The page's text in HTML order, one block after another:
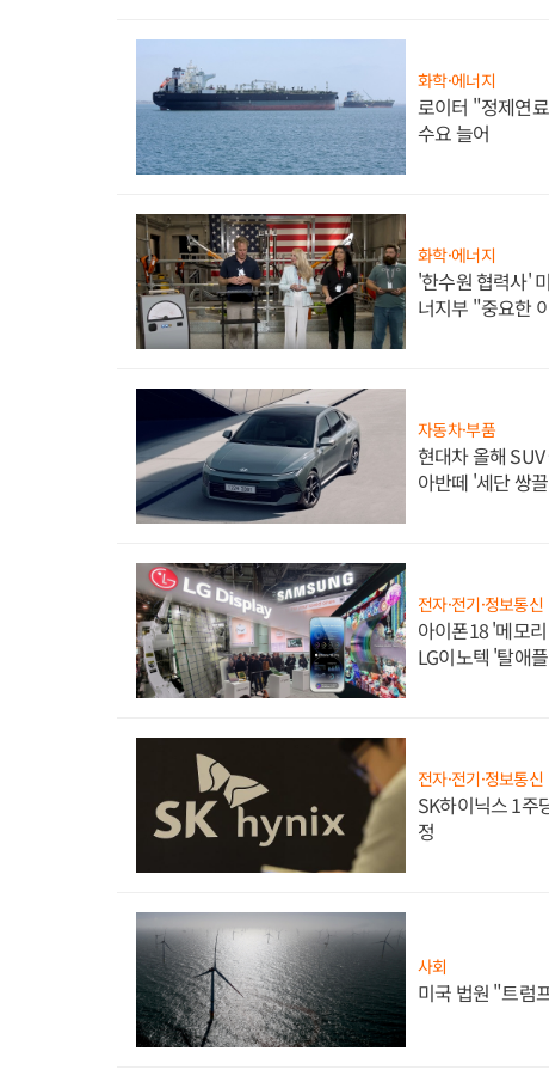
화학·에너지
로이터 "정제연
수요 늘어
화학·에너지
'한수원 협력사'
너지부 "중요한
자동차·부품
현대차 올해
아반떼 '세단 쌍
전자·전기·정보통신
아이폰18 '메모
LG이노텍 '탈애
전자·전기·정보통신
SK하이닉스 1주
정
사회
미국 법원 "트럼